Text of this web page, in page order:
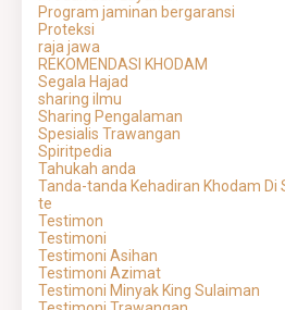
Program jaminan bergaransi
Proteksi
raja jawa
REKOMENDASI KHODAM
Segala Hajad
sharing ilmu
Sharing Pengalaman
Spesialis Trawangan
Spiritpedia
Tahukah anda
Tanda-tanda Kehadiran Khodam Di
te
Testimon
Testimoni
Testimoni Asihan
Testimoni Azimat
Testimoni Minyak King Sulaiman